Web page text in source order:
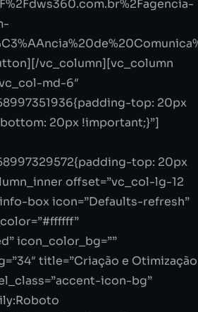
vc_column][vc_column
md-6″
top: 20px
20px !important;}”]
top: 20px
offset=”vc_col-lg-12
box icon=”Defaults-refresh”
icon_color_bg=””
title=”Criação e Otimização
icon-bg”